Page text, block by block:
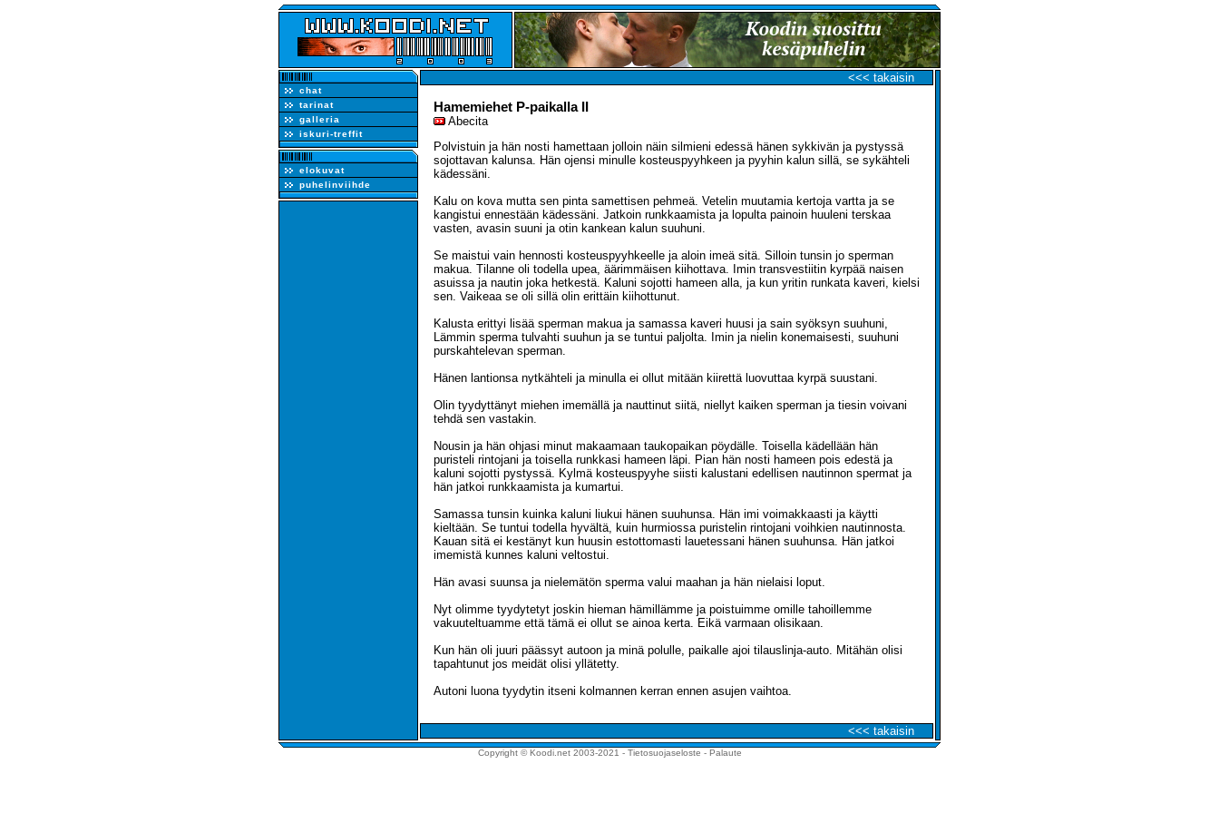
chat
tarinat
galleria
iskuri-treffit
elokuvat
puhelinviihde
<<< takaisin
Hamemiehet P-paikalla II
Abecita
Polvistuin ja hän nosti hamettaan jolloin näin silmieni edessä hänen sykkivän ja pystyssä
sojottavan kalunsa. Hän ojensi minulle kosteuspyyhkeen ja pyyhin kalun sillä, se sykähteli
kädessäni.
Kalu on kova mutta sen pinta samettisen pehmeä. Vetelin muutamia kertoja vartta ja se
kangistui ennestään kädessäni. Jatkoin runkkaamista ja lopulta painoin huuleni terskaa
vasten, avasin suuni ja otin kankean kalun suuhuni.
Se maistui vain hennosti kosteuspyyhkeelle ja aloin imeä sitä. Silloin tunsin jo sperman
makua. Tilanne oli todella upea, äärimmäisen kiihottava. Imin transvestiitin kyrpää naisen
asuissa ja nautin joka hetkestä. Kaluni sojotti hameen alla, ja kun yritin runkata kaveri, kielsi
sen. Vaikeaa se oli sillä olin erittäin kiihottunut.
Kalusta erittyi lisää sperman makua ja samassa kaveri huusi ja sain syöksyn suuhuni,
Lämmin sperma tulvahti suuhun ja se tuntui paljolta. Imin ja nielin konemaisesti, suuhuni
purskahtelevan sperman.
Hänen lantionsa nytkähteli ja minulla ei ollut mitään kiirettä luovuttaa kyrpä suustani.
Olin tyydyttänyt miehen imemällä ja nauttinut siitä, niellyt kaiken sperman ja tiesin voivani
tehdä sen vastakin.
Nousin ja hän ohjasi minut makaamaan taukopaikan pöydälle. Toisella kädellään hän
puristeli rintojani ja toisella runkkasi hameen läpi. Pian hän nosti hameen pois edestä ja
kaluni sojotti pystyssä. Kylmä kosteuspyyhe siisti kalustani edellisen nautinnon spermat ja
hän jatkoi runkkaamista ja kumartui.
Samassa tunsin kuinka kaluni liukui hänen suuhunsa. Hän imi voimakkaasti ja käytti
kieltään. Se tuntui todella hyvältä, kuin hurmiossa puristelin rintojani voihkien nautinnosta.
Kauan sitä ei kestänyt kun huusin estottomasti lauetessani hänen suuhunsa. Hän jatkoi
imemistä kunnes kaluni veltostui.
Hän avasi suunsa ja nielemätön sperma valui maahan ja hän nielaisi loput.
Nyt olimme tyydytetyt joskin hieman hämillämme ja poistuimme omille tahoillemme
vakuuteltuamme että tämä ei ollut se ainoa kerta. Eikä varmaan olisikaan.
Kun hän oli juuri päässyt autoon ja minä polulle, paikalle ajoi tilauslinja-auto. Mitähän olisi
tapahtunut jos meidät olisi yllätetty.
Autoni luona tyydytin itseni kolmannen kerran ennen asujen vaihtoa.
<<< takaisin
Copyright © Koodi.net 2003-2021 - Tietosuojaseloste - Palaute